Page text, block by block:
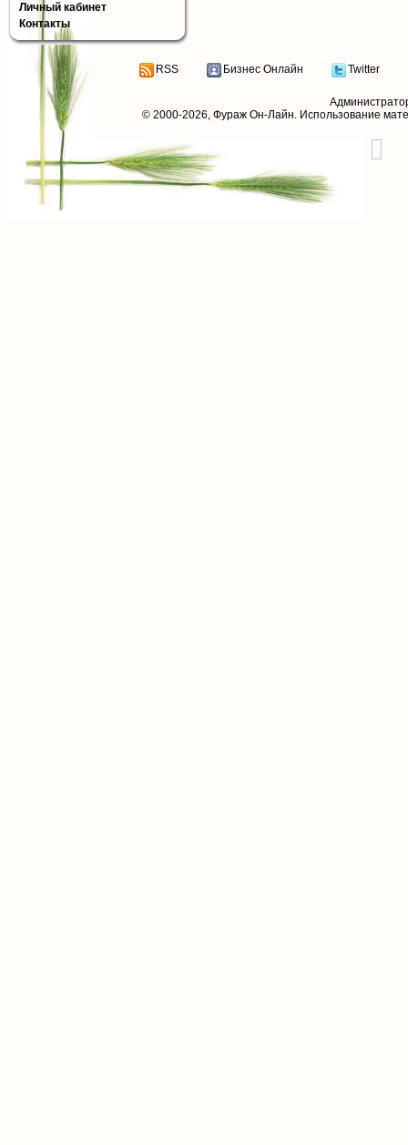
Личный кабинет
Контакты
RSS Бизнес Онлайн Twitter
© 2000-2026, Фураж Он-Лайн. Использование